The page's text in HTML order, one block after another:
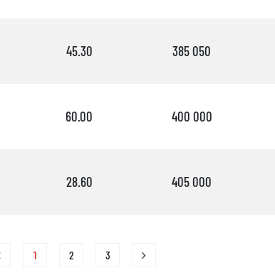
45.30 385 050
60.00 400 000
28.60 405 000
1 2 3